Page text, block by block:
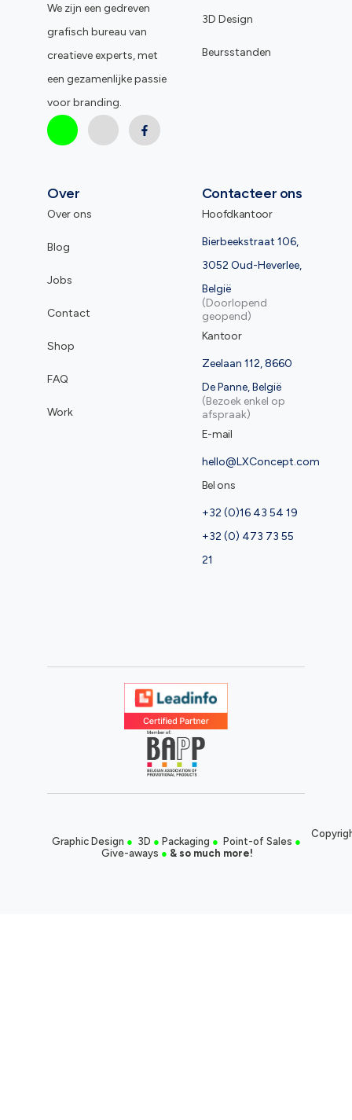
We zijn een gedreven
grafisch bureau van
creatieve experts, met
een gezamenlijke passie
voor branding.
3D Design
Beursstanden
Over
Over ons
Blog
Jobs
Contact
Shop
FAQ
Work
Contacteer ons
Hoofdkantoor
Bierbeekstraat 106,
3052 Oud-Heverlee,
België
(Doorlopend
geopend)
Kantoor
Zeelaan 112, 8660
De Panne, België
(Bezoek enkel op
afspraak)
E-mail
hello@LXConcept.com
Bel ons
+32 (0)16 43 54 19
+32 (0) 473 73 55
21
Graphic Design ● 3D ● Packaging ● Point-of Sales ●
Give-aways ● & so much more!